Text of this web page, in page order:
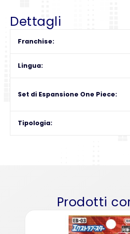
Dettagli
Franchise
Lingua
Set di Espansione One Piece
Tipologia
Prodotti